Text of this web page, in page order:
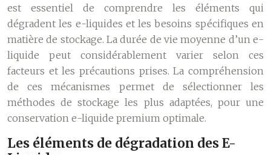
est essentiel de comprendre les éléments qui
dégradent les e-liquides et les besoins spécifiques en
matière de stockage. La durée de vie moyenne d’un e-
liquide peut considérablement varier selon ces
facteurs et les précautions prises. La compréhension
de ces mécanismes permet de sélectionner les
méthodes de stockage les plus adaptées, pour une
conservation e-liquide premium optimale.
Les éléments de dégradation des E-